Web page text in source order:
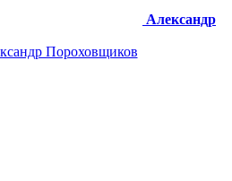
Александр